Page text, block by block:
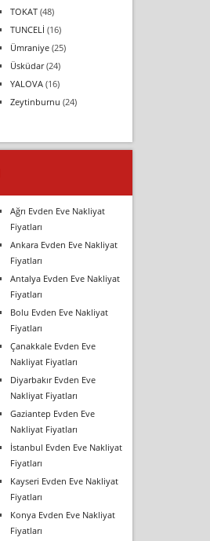
TOKAT(48)
TUNCELİ (16)
Ümraniye(25)
Üsküdar(24)
YALOVA(16)
Zeytinburnu (24)
Ağrı Evden Eve Nakliyat
Fiyatları
Ankara Evden Eve Nakliyat
Fiyatları
Antalya Evden Eve Nakliyat
Fiyatları
Bolu Evden Eve Nakliyat
Fiyatları
Çanakkale Evden Eve
Nakliyat Fiyatları
Diyarbakır Evden Eve
Nakliyat Fiyatları
Gaziantep Evden Eve
Nakliyat Fiyatları
İstanbul Evden Eve Nakliyat
Fiyatları
Kayseri Evden Eve Nakliyat
Fiyatları
Konya Evden Eve Nakliyat
Fiyatları